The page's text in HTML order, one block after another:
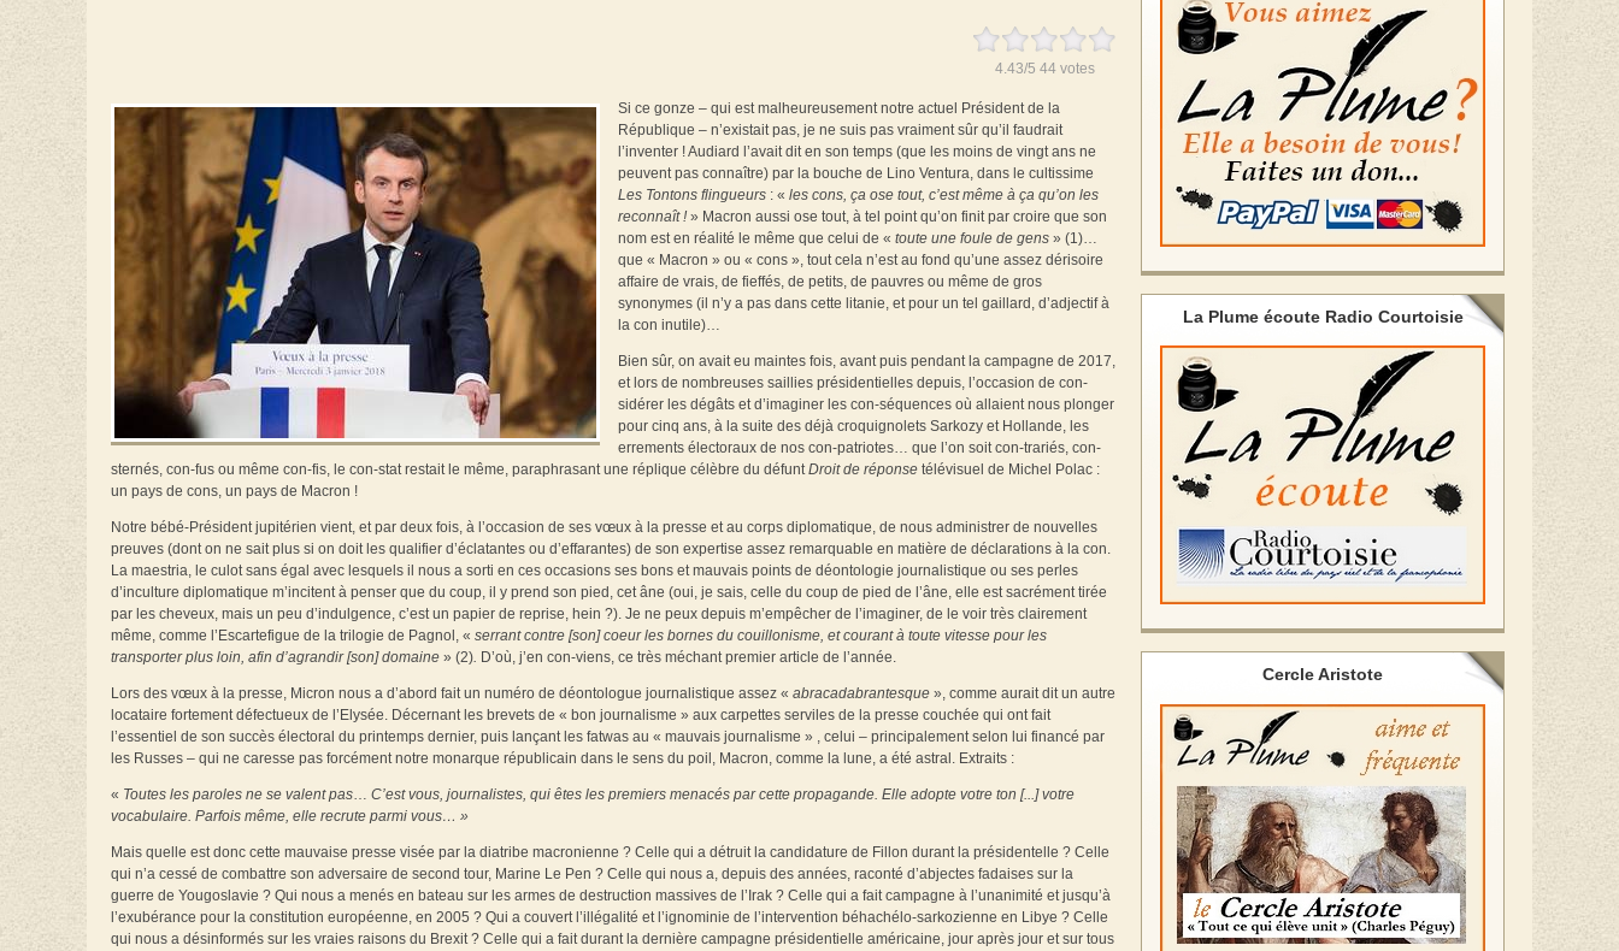
4.43/5 44votes
Si ce gonze – qui est malheureusement notre actuel Président de la
République – n’existait pas, je ne suis pas vraiment sûr qu’il faudrait
l’inventer ! Audiard l’avait dit en son temps (que les moins de vingt ans ne
peuvent pas connaître) par la bouche de Lino Ventura, dans le cultissime
Les Tontons flingueurs : « les cons, ça ose tout, c’est même à ça qu’on les
reconnaît ! » Macron aussi ose tout, à tel point qu’on finit par croire que son
nom est en réalité le même que celui de « toute une foule de gens » (1)…
que « Macron » ou « cons », tout cela n’est au fond qu’une assez dérisoire
affaire de vrais, de fieffés, de petits, de pauvres ou même de gros
synonymes (il n’y a pas dans cette litanie, et pour un tel gaillard, d’adjectif à
la con inutile)…
Bien sûr, on avait eu maintes fois, avant puis pendant la campagne de 2017,
et lors de nombreuses saillies présidentielles depuis, l’occasion de con-
sidérer les dégâts et d’imaginer les con-séquences où allaient nous plonger
pour cinq ans, à la suite des déjà croquignolets Sarkozy et Hollande, les
errements électoraux de nos con-patriotes… que l’on soit con-trariés, con-
sternés, con-fus ou même con-fis, le con-stat restait le même, paraphrasant une réplique célèbre du défuntDroit de réponse télévisuel de Michel Polac :
un pays de cons, un pays de Macron !
Notre bébé-Président jupitérien vient, et par deux fois, à l’occasion de ses vœux à la presse et au corps diplomatique, de nous administrer de nouvelles
preuves (dont on ne sait plus si on doit les qualifier d’éclatantes ou d’effarantes) de son expertise assez remarquable en matière de déclarations à la con.
La maestria, le culot sans égal avec lesquels il nous a sorti en ces occasions ses bons et mauvais points de déontologie journalistique ou ses perles
d’inculture diplomatique m’incitent à penser que du coup, il y prend son pied, cet âne (oui, je sais, celle du coup de pied de l’âne, elle est sacrément tirée
par les cheveux, mais un peu d’indulgence, c’est un papier de reprise, hein ?). Je ne peux depuis m’empêcher de l’imaginer, de le voir très clairement
même, comme l’Escartefigue de la trilogie de Pagnol, « serrant contre [son] coeur les bornes du couillonisme, et courant à toute vitesse pour les
transporter plus loin, afin d’agrandir [son] domaine » (2). D’où, j’en con-viens, ce très méchant premier article de l’année.
Lors des vœux à la presse, Micron nous a d’abord fait un numéro de déontologue journalistique assez « abracadabrantesque », comme aurait dit un autre
locataire fortement défectueux de l’Elysée. Décernant les brevets de « bon journalisme » aux carpettes serviles de la presse couchée qui ont fait
l’essentiel de son succès électoral du printemps dernier, puis lançant les fatwas au « mauvais journalisme » , celui – principalement selon lui financé par
les Russes – qui ne caresse pas forcément notre monarque républicain dans le sens du poil, Macron, comme la lune, a été astral. Extraits :
« Toutes les paroles ne se valent pas… C’est vous, journalistes, qui êtes les premiers menacés par cette propagande. Elle adopte votre ton [...] votre
vocabulaire. Parfois même, elle recrute parmi vous… »
Mais quelle est donc cette mauvaise presse visée par la diatribe macronienne ? Celle qui a détruit la candidature de Fillon durant la présidentelle ? Celle
qui n’a cessé de combattre son adversaire de second tour, Marine Le Pen ? Celle qui nous a, depuis des années, raconté d’abjectes fadaises sur la
guerre de Yougoslavie ? Qui nous a menés en bateau sur les armes de destruction massives de l’Irak ? Celle qui a fait campagne à l’unanimité et jusqu’à
l’exubérance pour la constitution européenne, en 2005 ? Qui a couvert l’illégalité et l’ignominie de l’intervention béhachélo-sarkozienne en Libye ? Celle
qui nous a désinformés sur les vraies raisons du Brexit ? Celle qui a fait durant la dernière campagne présidentielle américaine, jour après jour et sur tous
La Plume écoute Radio Courtoisie
Cercle Aristote